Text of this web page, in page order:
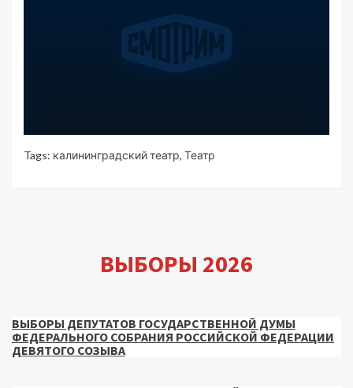
Tags: калининградский театр, Театр
ВЫБОРЫ 2026
ВЫБОРЫ ДЕПУТАТОВ ГОСУДАРСТВЕННОЙ ДУМЫ
ФЕДЕРАЛЬНОГО СОБРАНИЯ РОССИЙСКОЙ ФЕДЕРАЦИИ
ДЕВЯТОГО СОЗЫВА